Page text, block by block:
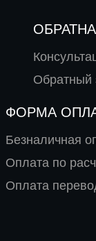
Обратный
ФОРМА
Безналичная
Оплата по
Оплата